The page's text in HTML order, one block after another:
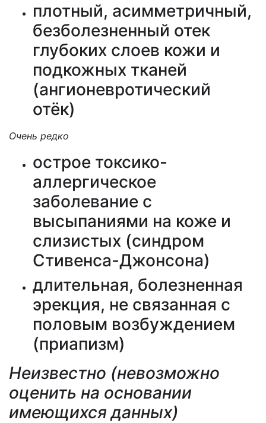
плотный, асимметричный,
безболезненный отек
глубоких слоев кожи и
подкожных тканей
(ангионевротический
отёк)
Очень редко
острое токсико-
аллергическое
заболевание с
высыпаниями на коже и
слизистых (синдром
Стивенса-Джонсона)
длительная, болезненная
эрекция, не связанная с
половым возбуждением
(приапизм)
Неизвестно (невозможно
оценить на основании
имеющихся данных)